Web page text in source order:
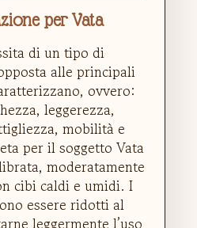
per Vata
di un tipo di
alle principali
ovvero:
leggerezza,
mobilità e
per il soggetto Vata
moderatamente
cibi caldi e umidi. I
essere ridotti al
leggermente l’uso